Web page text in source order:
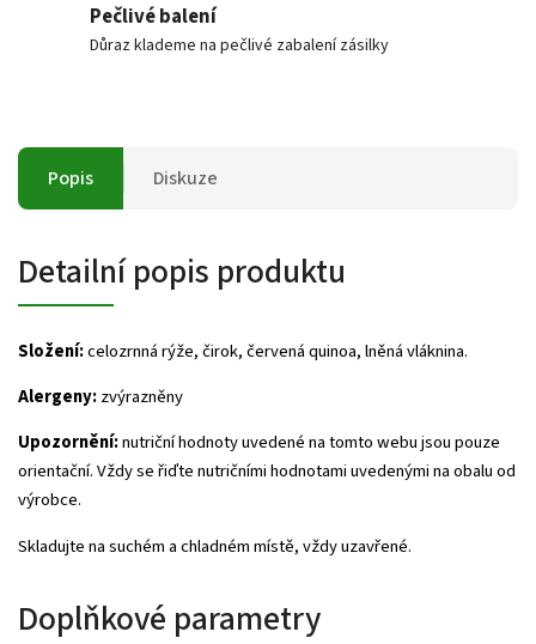
Pečlivé balení
Důraz klademe na pečlivé zabalení zásilky
Popis Diskuze
Detailní popis produktu
Složení:celozrnná rýže, čirok, červená quinoa, lněná vláknina.
Alergeny:zvýrazněny
Upozornění:nutriční hodnoty uvedené na tomto webu jsou pouze
orientační. Vždy se řiďte nutričními hodnotami uvedenými na obalu od
výrobce.
Skladujte na suchém a chladném místě, vždy uzavřené.
Doplňkové parametry